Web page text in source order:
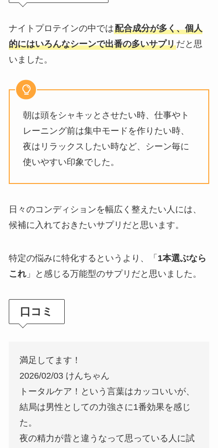
ナイトプロテインの中では配合成分が多く、個人
的にはいろんなシーンで出番の多いサプリだと思
いました。
朝は頭をシャキッとさせたい時、仕事やト
レーニング前は集中モードを作りたい時、
夜はリラックスしたい時など、シーン毎に
使いやすい印象でした。
日々のコンディションを幅広く整えたい人には、
候補に入れておきたいサプリだと思います。
特定の悩みに特化するというより、「 1本選ぶなら
これ」と感じる万能型のサプリだと思いました。
口コミ
満足してます！
2026/02/03 けんちゃん
トータルケア！という言葉はカッコいいが、
結局は男性としての力強さに1番効果を感じ
た。
夜の精力が昔と違うなって思っている人に試